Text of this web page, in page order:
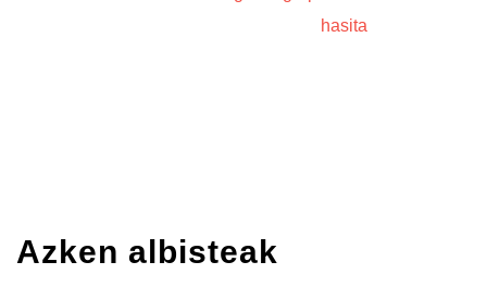
hasita
Azken albisteak